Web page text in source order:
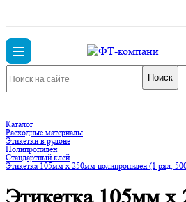
Поиск
Каталог
Расходные материалы
Этикетки в рулоне
Полипропилен
Стандартный клей
Этикетка 105мм х 250мм полипропилен (1 ряд,